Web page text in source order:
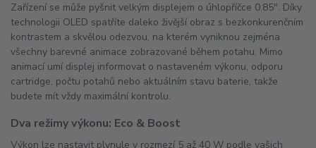
Zařízení se může pyšnit velkým displejem o úhlopříčce 0.85". Díky
technologii OLED spatříte daleko živější obraz s bezkonkurenčním
kontrastem a skvělou odezvou, na kterém vyniknou zejména
všechny barevné animace zobrazované během potahu. Mimo
animací umí displej informovat o nastaveném výkonu, odporu
cartridge, počtu potahů nebo aktuálním stavu baterie, takže
budete mít vždy maximální kontrolu.
Dva režimy výkonu: Eco & Boost
Výkon lze nastavit plynule v rozmezí 5 až 40 W podle vašich